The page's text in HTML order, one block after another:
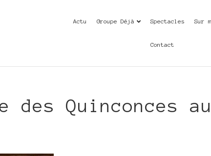
Actu Groupe Déjà Spectacles Sur
Contact
Quinconces au